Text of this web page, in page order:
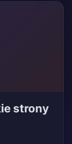
strony